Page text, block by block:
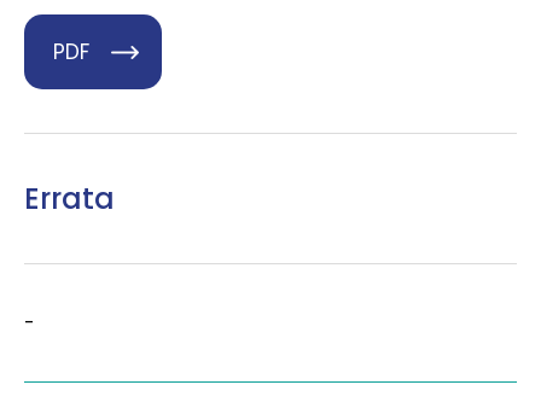
PDF
Errata
-